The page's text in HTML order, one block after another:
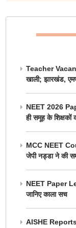
Teacher
खाली; झारखंड,
NEET 2026
ही समूह के
MCC NEET
जेपी नड्डा ने की
NEET Paper
जानिए काला सच
AISHE Reports: